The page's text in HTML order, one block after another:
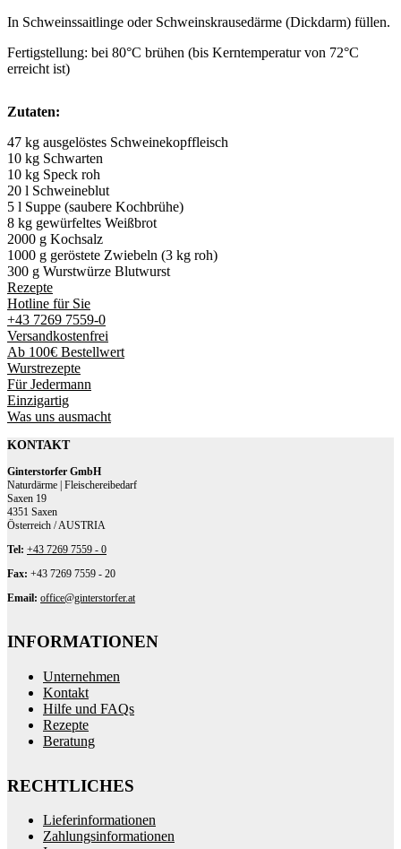
In Schweinssaitlinge oder Schweinskrausedärme (Dickdarm) füllen.
Fertigstellung: bei 80°C brühen (bis Kerntemperatur von 72°C
erreicht ist)
Zutaten:
47 kg ausgelöstes Schweinekopffleisch
10 kg Schwarten
10 kg Speck roh
20 l Schweineblut
5 l Suppe (saubere Kochbrühe)
8 kg gewürfeltes Weißbrot
2000 g Kochsalz
1000 g geröstete Zwiebeln (3 kg roh)
300 g Wurstwürze Blutwurst
Rezepte
Hotline für Sie
+43 7269 7559-0
Versandkostenfrei
Ab 100€ Bestellwert
Wurstrezepte
Für Jedermann
Einzigartig
Was uns ausmacht
KONTAKT
Ginterstorfer GmbH
Naturdärme | Fleischereibedarf
Saxen 19
4351 Saxen
Österreich / AUSTRIA
Tel: +43 7269 7559 - 0
Fax: +43 7269 7559 - 20
Email: office@ginterstorfer.at
INFORMATIONEN
Unternehmen
Kontakt
Hilfe und FAQs
Rezepte
Beratung
RECHTLICHES
Lieferinformationen
Zahlungsinformationen